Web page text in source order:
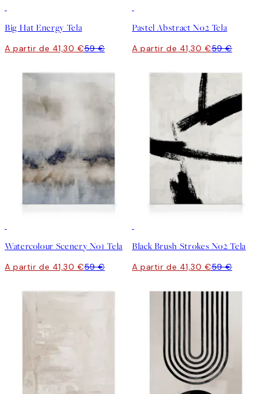
Big Hat Energy Tela
A partir de 41,30 €59 €
Pastel Abstract No2 Tela
A partir de 41,30 €59 €
Watercolour Scenery No1 Tela
A partir de 41,30 €59 €
Black Brush Strokes No2 Tela
A partir de 41,30 €59 €